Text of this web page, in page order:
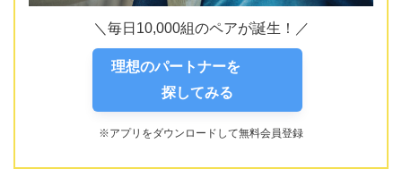
＼毎日10,000組のペアが誕生！／
理想のパートナーを
探してみる
※アプリをダウンロードして無料会員登録